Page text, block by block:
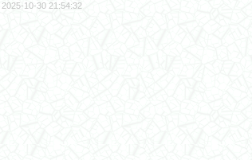
2025-10-30 21:54:32